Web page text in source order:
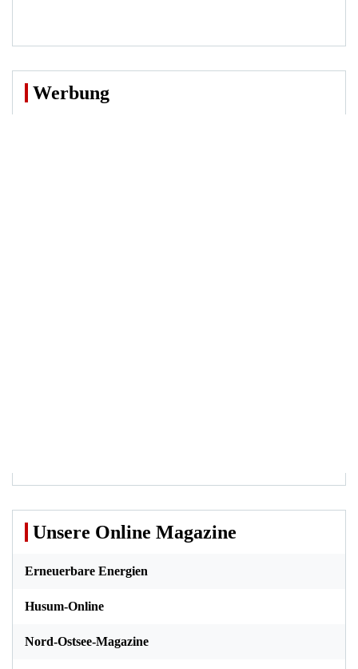
Werbung
Unsere Online Magazine
Erneuerbare Energien
Husum-Online
Nord-Ostsee-Magazine